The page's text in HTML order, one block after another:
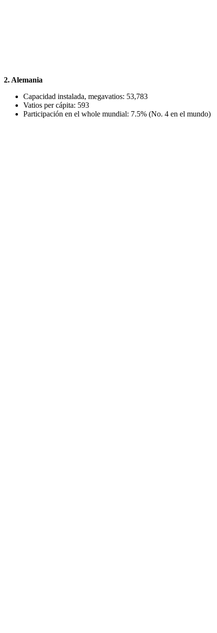
2. Alemania
Capacidad instalada, megavatios: 53,783
Vatios per cápita: 593
Participación en el whole mundial: 7.5% (No. 4 en el mundo)